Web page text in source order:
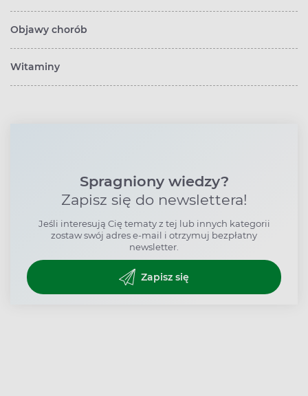
Objawy chorób
Witaminy
Spragniony wiedzy?
Zapisz się do newslettera!
Jeśli interesują Cię tematy z tej lub innych kategorii
zostaw swój adres e-mail i otrzymuj bezpłatny
newsletter.
Zapisz się